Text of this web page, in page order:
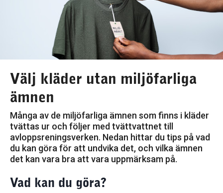
Välj kläder utan miljöfarliga
ämnen
Många av de miljöfarliga ämnen som finns i kläder
tvättas ur och följer med tvättvattnet till
avloppsreningsverken. Nedan hittar du tips på vad
du kan göra för att undvika det, och vilka ämnen
det kan vara bra att vara uppmärksam på.
Vad kan du göra?